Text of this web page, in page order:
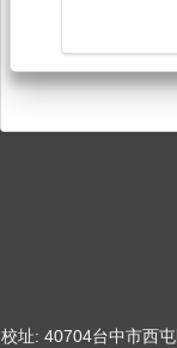
校址: 40704台中市西